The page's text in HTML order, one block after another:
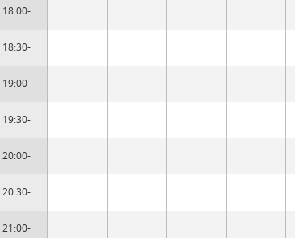
18:00-
18:30-
19:00-
19:30-
20:00-
20:30-
21:00-